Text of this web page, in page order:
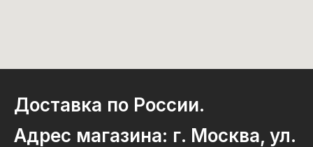
Доставка по России.
Адрес магазина: г. Москва, ул.